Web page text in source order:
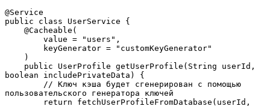
@Service
public class UserService {
    @Cacheable(
        value = "users",
        keyGenerator = "customKeyGenerator"
    )
boolean includePrivateData) {
пользовательского генератора ключей